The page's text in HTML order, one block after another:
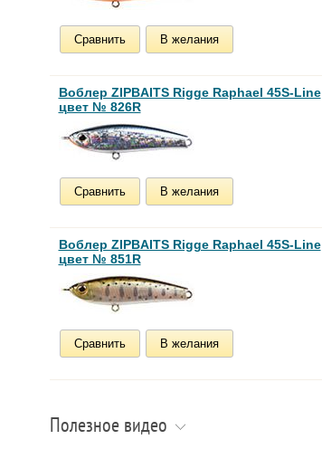
Сравнить В желания
Воблер ZIPBAITS Rigge Raphael 45S-Line
цвет № 826R
Сравнить В желания
Воблер ZIPBAITS Rigge Raphael 45S-Line
цвет № 851R
Сравнить В желания
Полезное видео